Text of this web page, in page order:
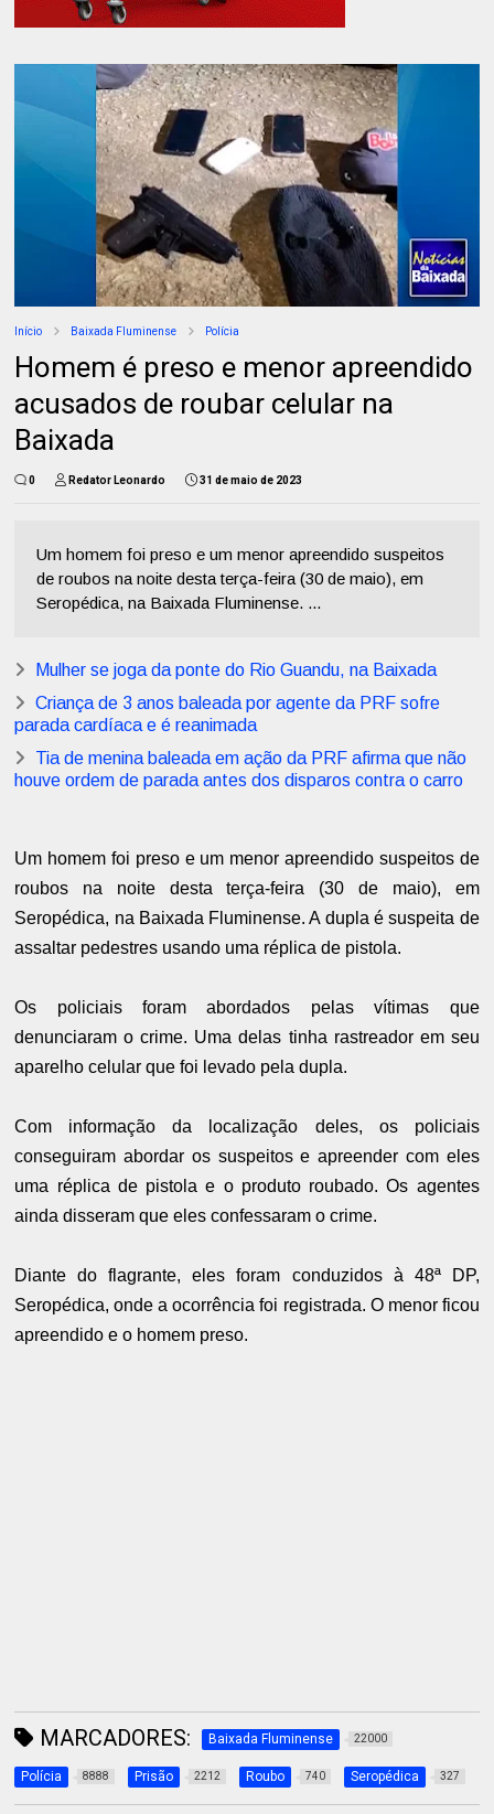
Início Baixada Fluminense Polícia
Homem é preso e menor apreendido
acusados de roubar celular na
Baixada
0 Redator Leonardo 31 de maio de 2023
Um homem foi preso e um menor apreendido suspeitos
de roubos na noite desta terça-feira (30 de maio), em
Seropédica, na Baixada Fluminense. ...
Mulher se joga da ponte do Rio Guandu, na Baixada
Criança de 3 anos baleada por agente da PRF sofre
parada cardíaca e é reanimada
Tia de menina baleada em ação da PRF afirma que não
houve ordem de parada antes dos disparos contra o carro
Um homem foi preso e um menor apreendido suspeitos de
roubos na noite desta terça-feira (30 de maio), em
Seropédica, na Baixada Fluminense. A dupla é suspeita de
assaltar pedestres usando uma réplica de pistola.
Os policiais foram abordados pelas vítimas que
denunciaram o crime. Uma delas tinha rastreador em seu
aparelho celular que foi levado pela dupla.
Com informação da localização deles, os policiais
conseguiram abordar os suspeitos e apreender com eles
uma réplica de pistola e o produto roubado. Os agentes
ainda disseram que eles confessaram o crime.
Diante do flagrante, eles foram conduzidos à 48ª DP,
Seropédica, onde a ocorrência foi registrada. O menor ficou
apreendido e o homem preso.
MARCADORES: Baixada Fluminense 22000
Polícia 8888 Prisão 2212 Roubo 740 Seropédica 327